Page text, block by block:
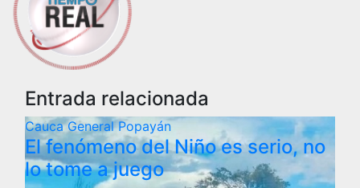
Entrada relacionada
CaucaGeneralPopayán
El fenómeno del Niño es serio, no
lo tome a juego